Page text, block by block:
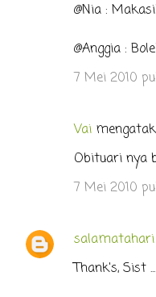
@Nia :
@Anggia :
7 Mei 2010
Vai
Obituari nya
7 Mei 2010
salamatahari
Thank's, Sist ...